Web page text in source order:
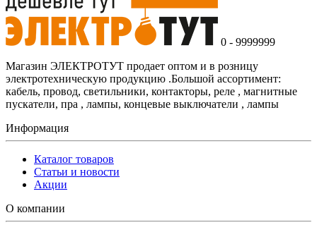
0 - 9999999
Магазин ЭЛЕКТРОТУТ продает оптом и в розницу
электротехническую продукцию .Большой ассортимент:
кабель, провод, светильники, контакторы, реле , магнитные
пускатели, пра , лампы, концевые выключатели , лампы
Информация
Каталог товаров
Статьи и новости
Акции
О компании